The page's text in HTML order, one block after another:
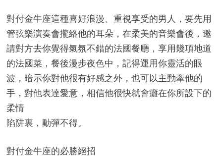
對付金牛座這種喜好浪漫、重視享受的男人，要先用
管弦樂演奏會攏絡他的耳朵，在柔美的音樂會後，邀
請對方去你覺得氣氛不錯的法國餐廳，享用幾項地道
的法國菜，餐後漫步夜色中，記得運用你靈活的眼
波，暗示你對他很有好感之外，也可以主動牽他的
手，對他表達愛意，相信他很快就會癱在你所設下的
柔情
陷阱裏，動彈不得。
對付金牛座的必勝絕招